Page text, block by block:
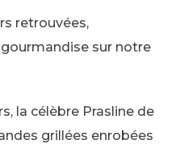
retrouvées,
sur notre
la célèbre Prasline de
grillées enrobées